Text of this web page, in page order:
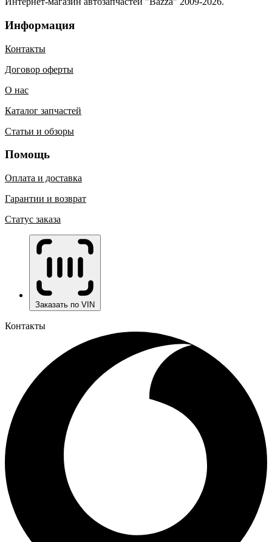
Информация
Контакты
Договор оферты
О нас
Каталог запчастей
Статьи и обзоры
Помощь
Оплата и доставка
Гарантии и возврат
Статус заказа
Заказать по VIN
Контакты